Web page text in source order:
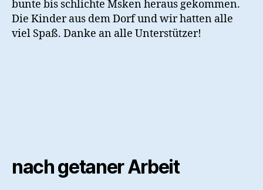
bunte bis schlichte Msken heraus gekommen.
Die Kinder aus dem Dorf und wir hatten alle
viel Spaß. Danke an alle Unterstützer!
nach getaner Arbeit